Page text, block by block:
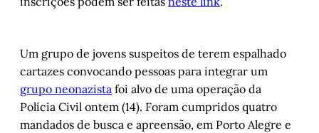
Um grupo de jovens suspeitos de terem espalhado
cartazes convocando pessoas para integrar um
grupo neonazista foi alvo de uma operação da
Polícia Civil ontem (14). Foram cumpridos quatro
mandados de busca e apreensão, em Porto Alegre e